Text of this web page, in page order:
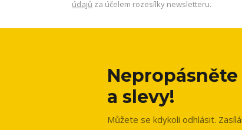
údajů za účelem rozesílky newsletteru.
a slevy!
Můžete se kdykoli odhlásit.